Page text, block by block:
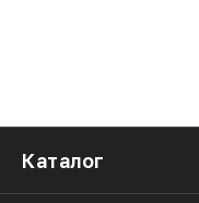
Каталог